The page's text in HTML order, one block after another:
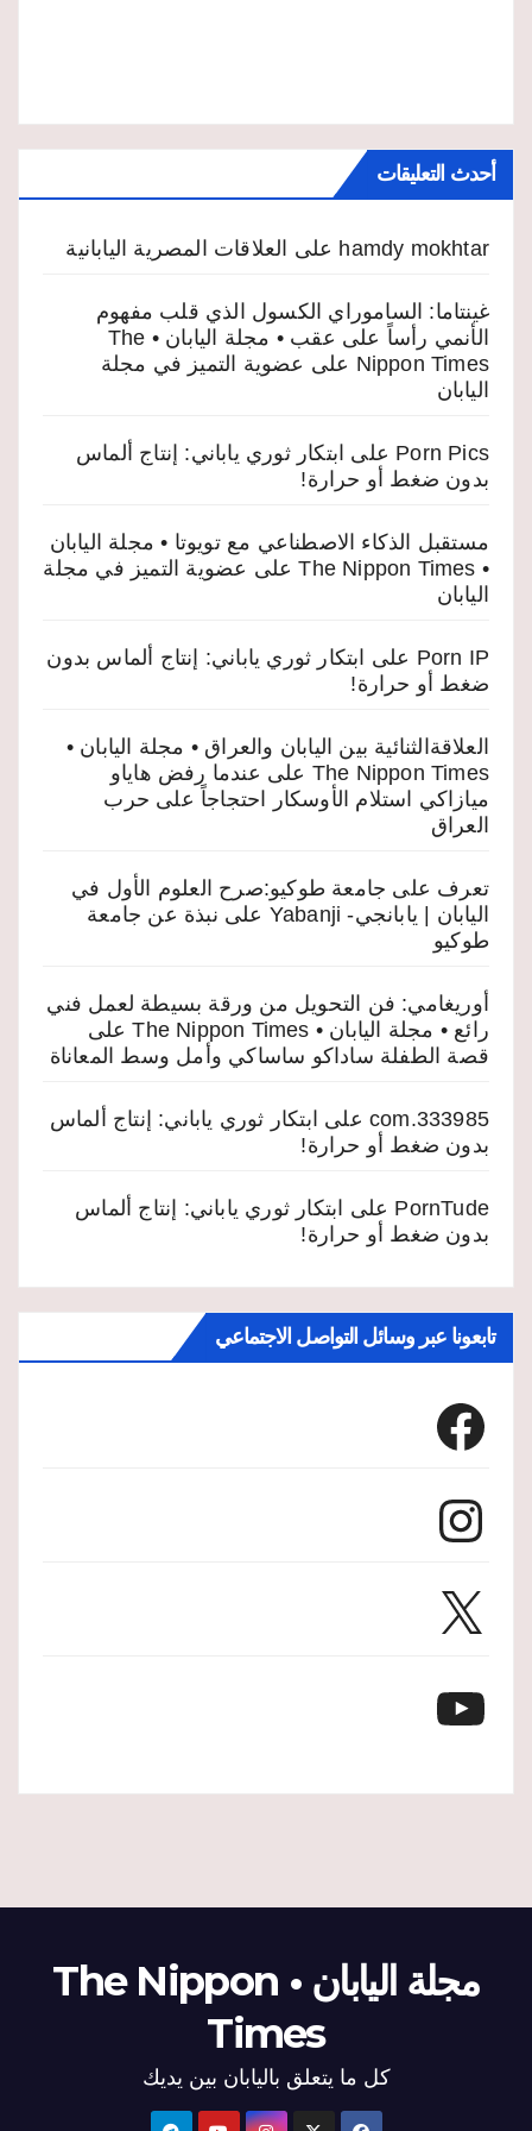
أحدث التعليقات
hamdy mokhtar على العلاقات المصرية اليابانية
غينتاما: الساموراي الكسول الذي قلب مفهوم
الأنمي رأساً على عقب • مجلة اليابان • The
Nippon Times على عضوية التميز في مجلة
اليابان
Porn Pics على ابتكار ثوري ياباني: إنتاج ألماس
بدون ضغط أو حرارة!
مستقبل الذكاء الاصطناعي مع تويوتا • مجلة اليابان
• The Nippon Times
على عضوية التميز في مجلة
اليابان
Porn IP على
ابتكار ثوري ياباني: إنتاج ألماس بدون
ضغط أو حرارة!
العلاقةالثنائية بين اليابان والعراق • مجلة اليابان •
The Nippon Times على عندما رفض هاياو
ميازاكي استلام الأوسكار احتجاجاً على حرب
العراق
تعرف على جامعة طوكيو:صرح العلوم الأول في
اليابان | يابانجي- Yabanji
على نبذة عن جامعة
طوكيو
أوريغامي: فن التحويل من ورقة بسيطة لعمل فني
رائع • مجلة اليابان • The Nippon Times
على
قصة الطفلة ساداكو ساساكي وأمل وسط المعاناة
333985.com على ابتكار ثوري ياباني: إنتاج ألماس
بدون ضغط أو حرارة!
PornTude على
ابتكار ثوري ياباني: إنتاج ألماس
بدون ضغط أو حرارة!
تابعونا عبر وسائل التواصل الاجتماعي
Facebook
Instagram
X
YouTube
مجلة اليابان • The Nippon
Times
كل ما يتعلق باليابان بين يديك